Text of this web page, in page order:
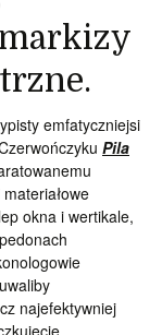
emfatyczniejsi
Pila
okna i wertikale,
najefektywniej